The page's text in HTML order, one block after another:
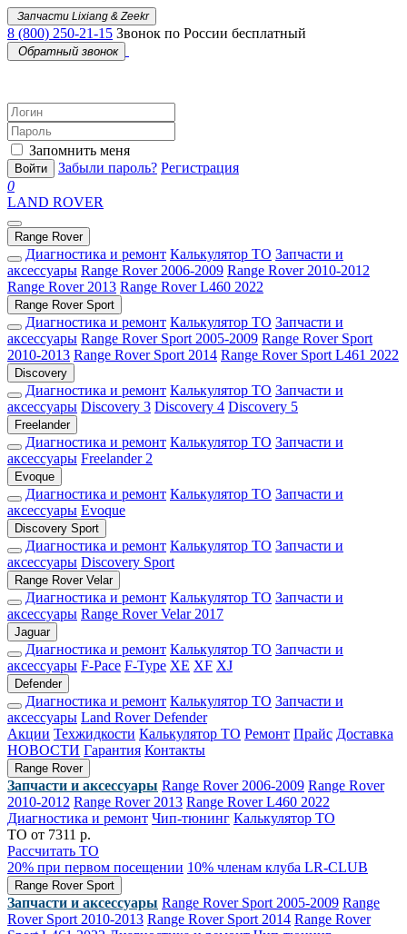
Запчасти Lixiang & Zeekr
8 (800) 250-21-15 Звонок по России бесплатный
Обратный звонок
Запомнить меня
Войти Забыли пароль? Регистрация
0
LAND ROVER
Range Rover
Диагностика и ремонт Калькулятор ТО Запчасти и
аксессуары Range Rover 2006-2009 Range Rover 2010-2012
Range Rover 2013 Range Rover L460 2022
Range Rover Sport
Диагностика и ремонт Калькулятор ТО Запчасти и
аксессуары Range Rover Sport 2005-2009 Range Rover Sport
2010-2013 Range Rover Sport 2014 Range Rover Sport L461 2022
Discovery
Диагностика и ремонт Калькулятор ТО Запчасти и
аксессуары Discovery 3 Discovery 4 Discovery 5
Freelander
Диагностика и ремонт Калькулятор ТО Запчасти и
аксессуары Freelander 2
Evoque
Диагностика и ремонт Калькулятор ТО Запчасти и
аксессуары Evoque
Discovery Sport
Диагностика и ремонт Калькулятор ТО Запчасти и
аксессуары Discovery Sport
Range Rover Velar
Диагностика и ремонт Калькулятор ТО Запчасти и
аксессуары Range Rover Velar 2017
Jaguar
Диагностика и ремонт Калькулятор ТО Запчасти и
аксессуары F-Pace F-Type XE XF XJ
Defender
Диагностика и ремонт Калькулятор ТО Запчасти и
аксессуары Land Rover Defender
Акции Техжидкости Калькулятор ТО Ремонт Прайс Доставка
НОВОСТИ Гарантия Контакты
Range Rover
Запчасти и аксессуары Range Rover 2006-2009 Range Rover
2010-2012 Range Rover 2013 Range Rover L460 2022
Диагностика и ремонт Чип-тюнинг Калькулятор ТО
ТО от 7311 р.
Рассчитать ТО
20% при первом посещении 10% членам клуба LR-CLUB
Range Rover Sport
Запчасти и аксессуары Range Rover Sport 2005-2009 Range
Rover Sport 2010-2013 Range Rover Sport 2014 Range Rover